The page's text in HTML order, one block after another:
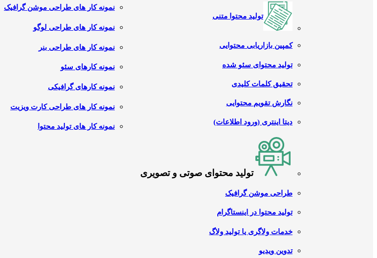
تولید محتوا متنی
کمپین بازاریابی محتوایی
تولید محتوای سئو شده
تحقیق کلمات کلیدی
نگارش تقویم محتوایی
دیتا اینتری (ورود اطلاعات)
تولید محتوای صوتی و تصویری
طراحی موشن گرافیک
تولید محتوا در اینستاگرام
خدمات ولاگری یا تولید ولاگ
تدوین ویدیو
نمونه کار های طراحی موشن گرافیک
نمونه کار های طراحی لوگو
نمونه کار های طراحی بنر
نمونه کارهای سئو
نمونه کارهای گرافیکی
نمونه کار های طراحی کارت ویزیت
نمونه کار های تولید محتوا